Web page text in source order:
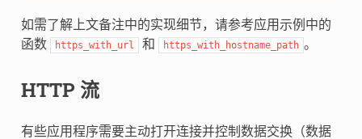
如需了解上文备注中的实现细节，请参考应用示例中的
函数
https_with_url 和 https_with_hostname_path 。
HTTP 流
有些应用程序需要主动打开连接并控制数据交换（数据